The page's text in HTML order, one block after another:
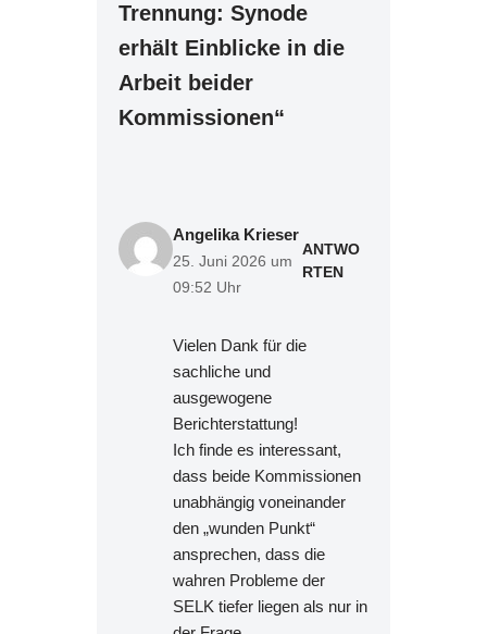
Trennung: Synode
erhält Einblicke in die
Arbeit beider
Kommissionen“
Angelika Krieser
25. Juni 2026 um
09:52 Uhr
ANTWO
RTEN
Vielen Dank für die
sachliche und
ausgewogene
Berichterstattung!
Ich finde es interessant,
dass beide Kommissionen
unabhängig voneinander
den „wunden Punkt“
ansprechen, dass die
wahren Probleme der
SELK tiefer liegen als nur in